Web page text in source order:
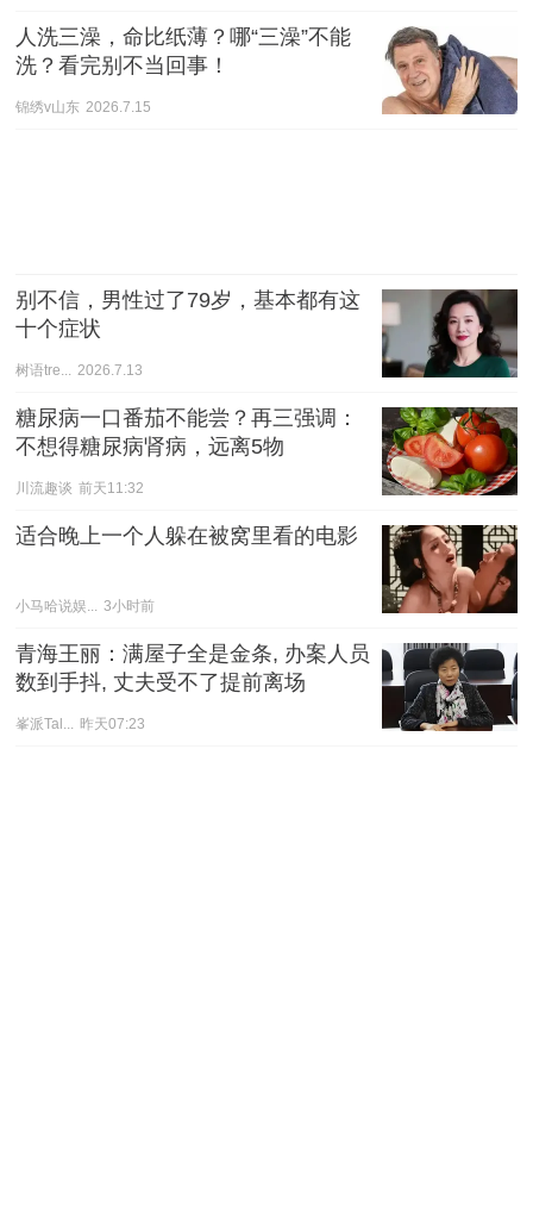
人洗三澡，命比纸薄？哪“三澡”不能
洗？看完别不当回事！
锦绣v山东 2026.7.15
别不信，男性过了79岁，基本都有这
十个症状
树语tre... 2026.7.13
糖尿病一口番茄不能尝？再三强调：
不想得糖尿病肾病，远离5物
川流趣谈 前天11:32
适合晚上一个人躲在被窝里看的电影
小马哈说娱... 3小时前
青海王丽：满屋子全是金条, 办案人员
数到手抖, 丈夫受不了提前离场
峯派Tal... 昨天07:23